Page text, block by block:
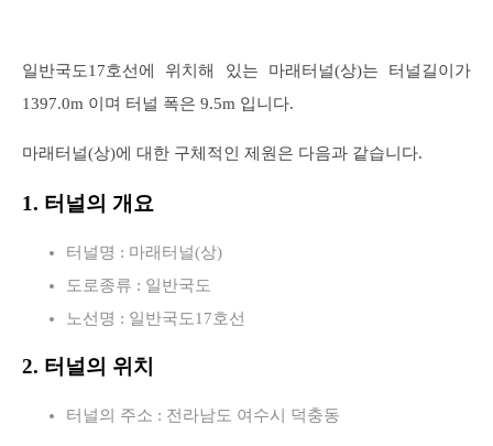
일반국도17호선에 위치해 있는 마래터널(상)는 터널길이가
1397.0m 이며 터널 폭은 9.5m 입니다.
마래터널(상)에 대한 구체적인 제원은 다음과 같습니다.
1. 터널의 개요
터널명 : 마래터널(상)
도로종류 : 일반국도
노선명 : 일반국도17호선
2. 터널의 위치
터널의 주소 : 전라남도 여수시 덕충동